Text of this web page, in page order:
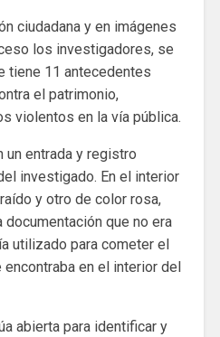
ciudadana y en imágenes
los investigadores, se
tiene 11 antecedentes
el patrimonio,
violentos en la vía pública.
entrada y registro
investigado. En el interior
y otro de color rosa,
que no era
utilizado para cometer el
encontraba en el interior del
abierta para identificar y